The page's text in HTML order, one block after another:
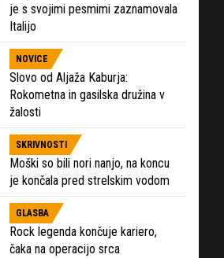
je s svojimi pesmimi zaznamovala
Italijo
NOVICE
Slovo od Aljaža Kaburja:
Rokometna in gasilska družina v
žalosti
SKRIVNOSTI
Moški so bili nori nanjo, na koncu
je končala pred strelskim vodom
GLASBA
Rock legenda končuje kariero,
čaka na operacijo srca